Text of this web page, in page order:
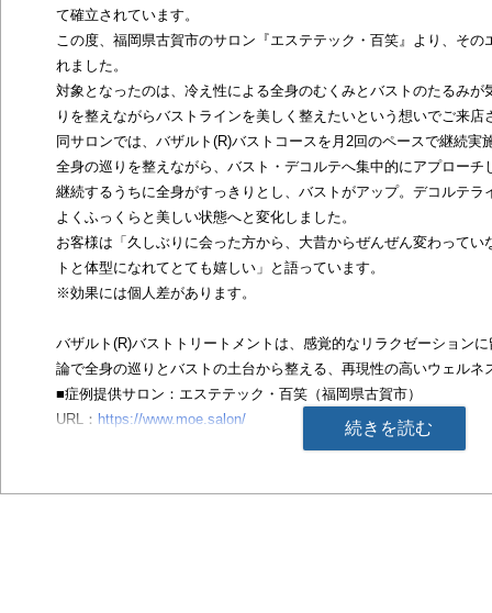
続きを読む
て確立されています。
この度、福岡県古賀市のサロン『エステテック・百笑』より、そ
れました。
対象となったのは、冷え性による全身のむくみとバストのたるみ
りを整えながらバストラインを美しく整えたいという想いでご来店
同サロンでは、バザルト(R)バストコースを月2回のペースで継続実
全身の巡りを整えながら、バスト・デコルテへ集中的にアプローチ
継続するうちに全身がすっきりとし、バストがアップ。デコルテ
よくふっくらと美しい状態へと変化しました。
お客様は「久しぶりに会った方から、大昔からぜんぜん変わって
トと体型になれてとても嬉しい」と語っています。
※効果には個人差があります。
バザルト(R)バストトリートメントは、感覚的なリラクゼーション
論で全身の巡りとバストの土台から整える、再現性の高いウェルネ
■症例提供サロン：エステテック・百笑（福岡県古賀市）
URL： https://www.moe.salon/